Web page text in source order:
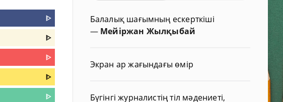
ᐈ
ᐈ
ᐈ
ᐈ
ᐈ
Балалық шағымның ескерткіші
— Мейіржан Жылқыбай
Экран ар жағындағы өмір
Бүгінгі журналистің тіл мәдениеті,